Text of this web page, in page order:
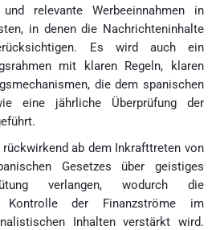
relevante Werbeeinnahmen in
in denen die Nachrichteninhalte
Es wird auch ein
mit klaren Regeln, klaren
die dem spanischen
eine jährliche Überprüfung der
ab dem Inkrafttreten von
Gesetzes über geistiges
verlangen, wodurch die
Kontrolle der Finanzströme im
Inhalten verstärkt wird.